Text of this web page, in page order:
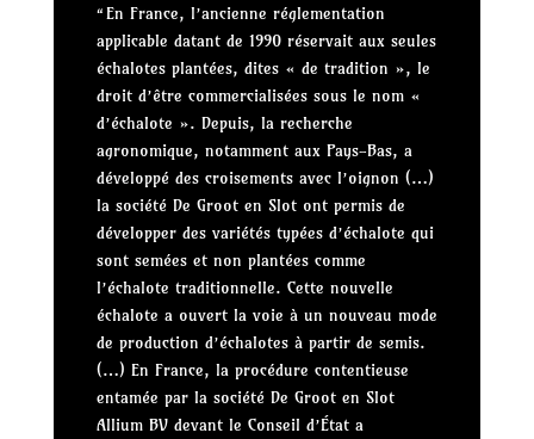
“En France, l’ancienne réglementation
applicable datant de 1990 réservait aux seules
échalotes plantées, dites « de tradition », le
droit d’être commercialisées sous le nom «
d’échalote ». Depuis, la recherche
agronomique, notamment aux Pays-Bas, a
développé des croisements avec l’oignon (…)
la société De Groot en Slot ont permis de
développer des variétés typées d’échalote qui
sont semées et non plantées comme
l’échalote traditionnelle. Cette nouvelle
échalote a ouvert la voie à un nouveau mode
de production d’échalotes à partir de semis.
(…) En France, la procédure contentieuse
entamée par la société De Groot en Slot
Allium BV devant le Conseil d’État a